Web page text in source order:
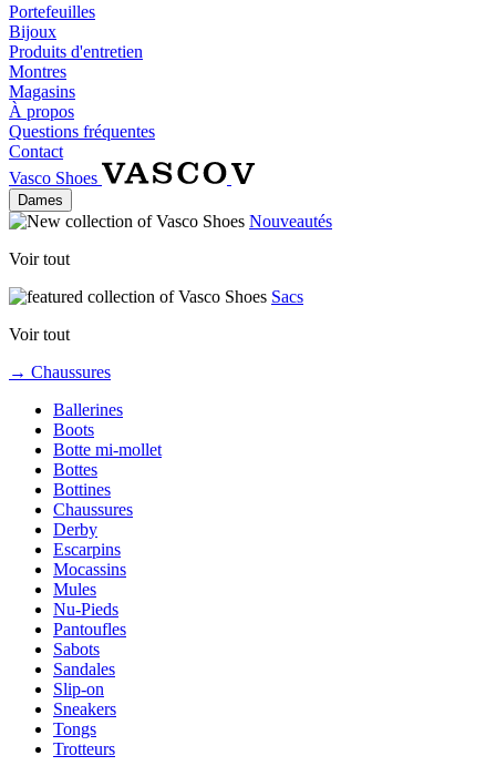
Portefeuilles
Bijoux
Produits d'entretien
Montres
Magasins
À propos
Questions fréquentes
Contact
Vasco Shoes
Dames
Nouveautés
Voir tout
Sacs
Voir tout
→ Chaussures
Ballerines
Boots
Botte mi-mollet
Bottes
Bottines
Chaussures
Derby
Escarpins
Mocassins
Mules
Nu-Pieds
Pantoufles
Sabots
Sandales
Slip-on
Sneakers
Tongs
Trotteurs